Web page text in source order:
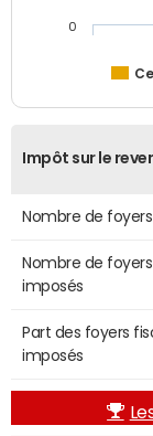
0
Impôt sur le
Nombre de
Nombre de
imposés
Part des foyers
imposés